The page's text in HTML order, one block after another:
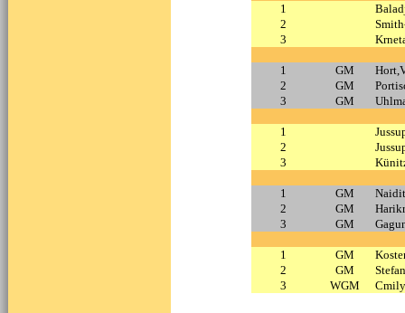
1
2
3
1 GM
2
GM
3
GM
1
2
3
1 GM
2
GM
3
GM
1 GM
2
GM
3
WGM